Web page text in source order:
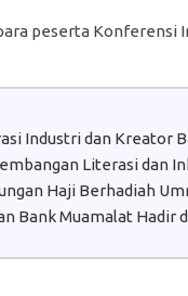
peserta Konferensi
Industri dan Kreator
Literasi dan
Haji Berhadiah
Bank Muamalat Hadir